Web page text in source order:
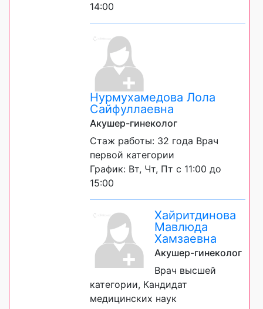
14:00
Нурмухамедова Лола
Сайфуллаевна
Акушер-гинеколог
Стаж работы: 32 года Врач
первой категории
График: Вт, Чт, Пт с 11:00 до
15:00
Хайритдинова
Мавлюда
Хамзаевна
Акушер-гинеколог
Врач высшей
категории, Кандидат
медицинских наук